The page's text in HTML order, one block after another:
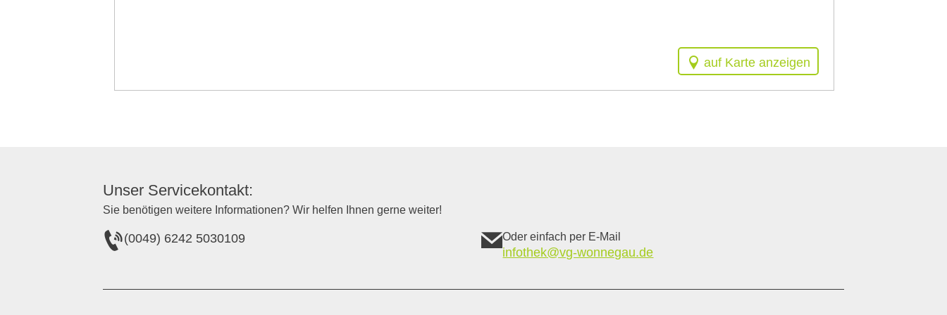
auf Karte anzeigen
Unser Servicekontakt:
Sie benötigen weitere Informationen? Wir helfen Ihnen gerne weiter!
(0049) 6242 5030109 Oder einfach per E-Mail
infothek@vg-wonnegau.de